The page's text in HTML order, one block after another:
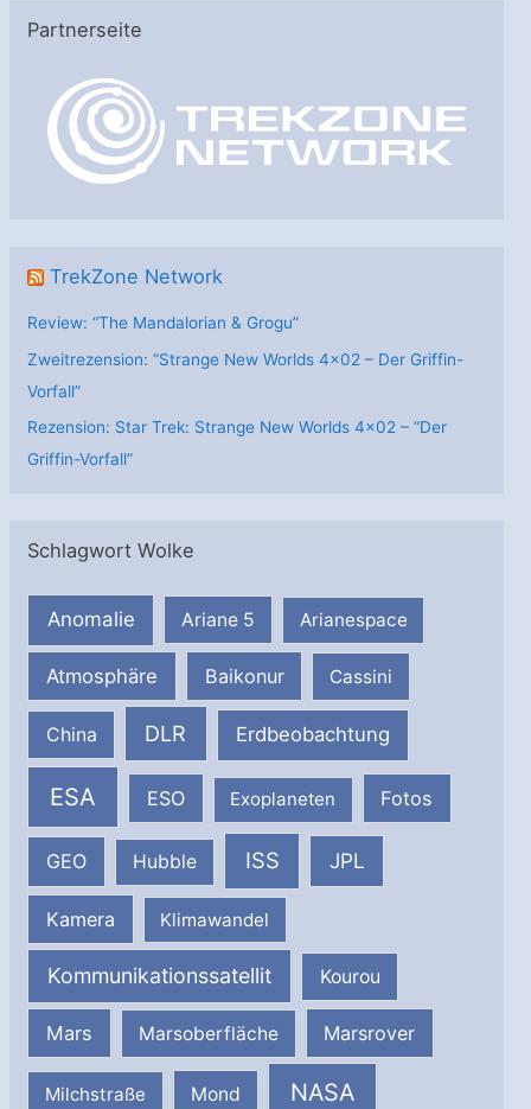
g
Partnerseite
TrekZone Network
Review: “The Mandalorian & Grogu”
Zweitrezension: “Strange New Worlds 4×02 – Der Griffin-
Vorfall”
Rezension: Star Trek: Strange New Worlds 4×02 – “Der
Griffin-Vorfall”
Schlagwort Wolke
Anomalie Ariane 5 Arianespace
Atmosphäre Baikonur Cassini
China DLR Erdbeobachtung
ESA ESO Exoplaneten Fotos
GEO Hubble ISS JPL
Kamera Klimawandel
Kommunikationssatellit Kourou
Mars Marsoberfläche Marsrover
Milchstraße Mond NASA